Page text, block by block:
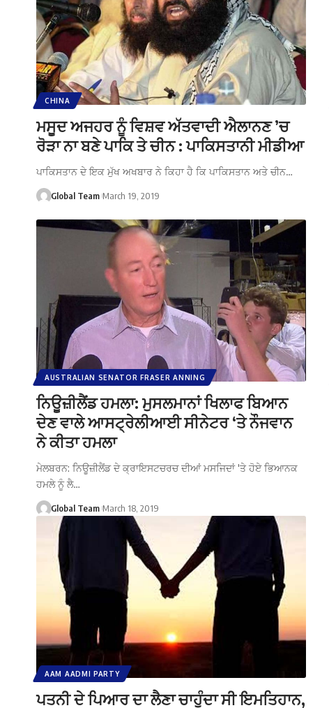
CHINA
ਮਸੂਦ ਅਜਹਰ ਨੂੰ ਵਿਸ਼ਵ ਅੱਤਵਾਦੀ ਐਲਾਨਣ ’ਚ
ਰੋੜਾ ਨਾ ਬਣੇ ਪਾਕਿ ਤੇ ਚੀਨ : ਪਾਕਿਸਤਾਨੀ ਮੀਡੀਆ
ਪਾਕਿਸਤਾਨ ਦੇ ਇਕ ਮੁੱਖ ਅਖਬਾਰ ਨੇ ਕਿਹਾ ਹੈ ਕਿ ਪਾਕਿਸਤਾਨ ਅਤੇ ਚੀਨ…
Global Team March 19, 2019
AUSTRALIAN SENATOR FRASER ANNING
ਨਿਊਜ਼ੀਲੈਂਡ ਹਮਲਾ: ਮੁਸਲਮਾਨਾਂ ਖਿਲਾਫ ਬਿਆਨ
ਦੇਣ ਵਾਲੇ ਆਸਟ੍ਰੇਲੀਆਈ ਸੀਨੇਟਰ ‘ਤੇ ਨੌਜਵਾਨ
ਨੇ ਕੀਤਾ ਹਮਲਾ
ਮੇਲਬਰਨ: ਨਿਊਜ਼ੀਲੈਂਡ ਦੇ ਕ੍ਰਾਇਸਟਚਰਚ ਦੀਆਂ ਮਸਜਿਦਾਂ 'ਤੇ ਹੋਏ ਭਿਆਨਕ
ਹਮਲੇ ਨੂੰ ਲੈ…
Global Team March 18, 2019
AAM AADMI PARTY
ਪਤਨੀ ਦੇ ਪਿਆਰ ਦਾ ਲੈਣਾ ਚਾਹੁੰਦਾ ਸੀ ਇਮਤਿਹਾਨ,